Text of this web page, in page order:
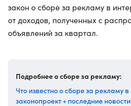
закон о сборе за рекламу в
от доходов, полученных с
объявлений за квартал.
Подробнее о сборе за рекламу:
Что известно о сборе за рекламу
законопроект + последние новости